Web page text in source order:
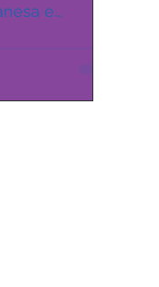
e...